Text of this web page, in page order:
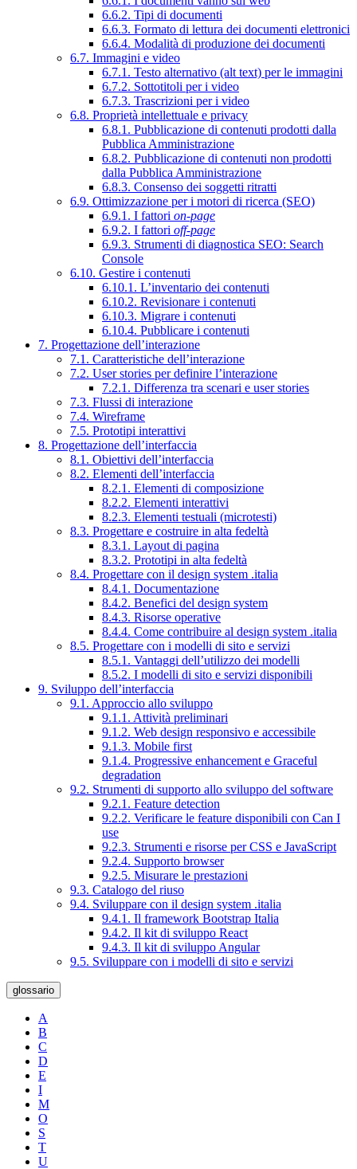
6.6.2. Tipi di documenti
6.6.3. Formato di lettura dei documenti elettronici
6.6.4. Modalità di produzione dei documenti
6.7. Immagini e video
6.7.1. Testo alternativo (alt text) per le immagini
6.7.2. Sottotitoli per i video
6.7.3. Trascrizioni per i video
6.8. Proprietà intellettuale e privacy
6.8.1. Pubblicazione di contenuti prodotti dalla
Pubblica Amministrazione
6.8.2. Pubblicazione di contenuti non prodotti
dalla Pubblica Amministrazione
6.8.3. Consenso dei soggetti ritratti
6.9. Ottimizzazione per i motori di ricerca (SEO)
6.9.1. I fattori on-page
6.9.2. I fattori off-page
6.9.3. Strumenti di diagnostica SEO: Search
Console
6.10. Gestire i contenuti
6.10.1. L’inventario dei contenuti
6.10.2. Revisionare i contenuti
6.10.3. Migrare i contenuti
6.10.4. Pubblicare i contenuti
7. Progettazione dell’interazione
7.1. Caratteristiche dell’interazione
7.2. User stories per definire l’interazione
7.2.1. Differenza tra scenari e user stories
7.3. Flussi di interazione
7.4. Wireframe
7.5. Prototipi interattivi
8. Progettazione dell’interfaccia
8.1. Obiettivi dell’interfaccia
8.2. Elementi dell’interfaccia
8.2.1. Elementi di composizione
8.2.2. Elementi interattivi
8.2.3. Elementi testuali (microtesti)
8.3. Progettare e costruire in alta fedeltà
8.3.1. Layout di pagina
8.3.2. Prototipi in alta fedeltà
8.4. Progettare con il design system .italia
8.4.1. Documentazione
8.4.2. Benefici del design system
8.4.3. Risorse operative
8.4.4. Come contribuire al design system .italia
8.5. Progettare con i modelli di sito e servizi
8.5.1. Vantaggi dell’utilizzo dei modelli
8.5.2. I modelli di sito e servizi disponibili
9. Sviluppo dell’interfaccia
9.1. Approccio allo sviluppo
9.1.1. Attività preliminari
9.1.2. Web design responsivo e accessibile
9.1.3. Mobile first
9.1.4. Progressive enhancement e Graceful
degradation
9.2. Strumenti di supporto allo sviluppo del software
9.2.1. Feature detection
9.2.2. Verificare le feature disponibili con Can I
use
9.2.3. Strumenti e risorse per CSS e JavaScript
9.2.4. Supporto browser
9.2.5. Misurare le prestazioni
9.3. Catalogo del riuso
9.4. Sviluppare con il design system .italia
9.4.1. Il framework Bootstrap Italia
9.4.2. Il kit di sviluppo React
9.4.3. Il kit di sviluppo Angular
9.5. Sviluppare con i modelli di sito e servizi
glossario
A
B
C
D
E
I
M
O
S
T
U